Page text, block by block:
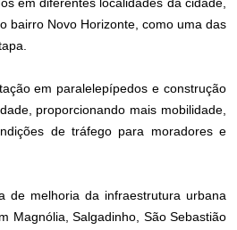
bairro Novo Horizonte, como uma das
em paralelepípedos e construção
proporcionando mais mobilidade,
de tráfego para moradores e
de melhoria da infraestrutura urbana
Magnólia, Salgadinho, São Sebastião